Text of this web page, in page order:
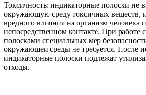
Токсичность: индикаторные полоски не
окружающую среду токсичных веществ,
вредного влияния на организм человека
непосредственном контакте. При работе
полосками специальных мер
окружающей среды не требуется. После
индикаторные полоски подлежат
отходы.